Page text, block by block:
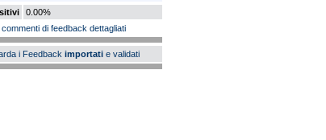
0.00%
commenti di feedback dettagliati
i Feedback importatie validati